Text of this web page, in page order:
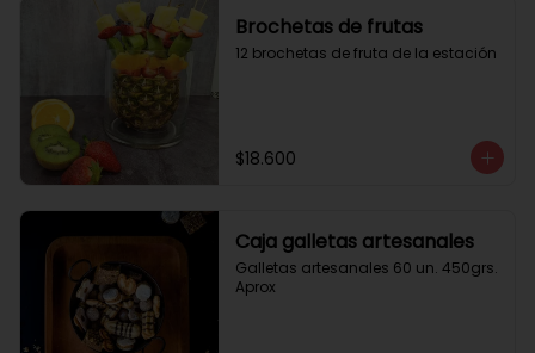
Brochetas de frutas
12 brochetas de fruta de la estación
$18.600
Caja galletas artesanales
Galletas artesanales 60 un. 450grs.
Aprox